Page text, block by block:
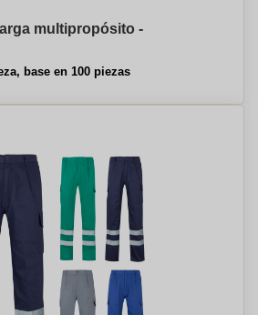
multipropósito -
base en 100 piezas